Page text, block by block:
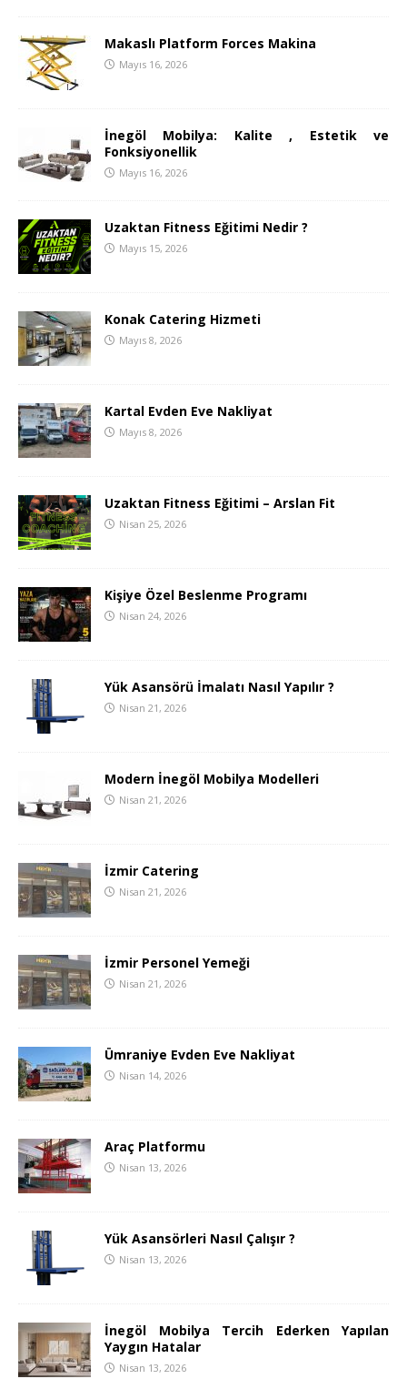
Makaslı Platform Forces Makina
Mayıs 16, 2026
İnegöl Mobilya: Kalite , Estetik ve
Fonksiyonellik
Mayıs 16, 2026
Uzaktan Fitness Eğitimi Nedir ?
Mayıs 15, 2026
Konak Catering Hizmeti
Mayıs 8, 2026
Kartal Evden Eve Nakliyat
Mayıs 8, 2026
Uzaktan Fitness Eğitimi – Arslan Fit
Nisan 25, 2026
Kişiye Özel Beslenme Programı
Nisan 24, 2026
Yük Asansörü İmalatı Nasıl Yapılır ?
Nisan 21, 2026
Modern İnegöl Mobilya Modelleri
Nisan 21, 2026
İzmir Catering
Nisan 21, 2026
İzmir Personel Yemeği
Nisan 21, 2026
Ümraniye Evden Eve Nakliyat
Nisan 14, 2026
Araç Platformu
Nisan 13, 2026
Yük Asansörleri Nasıl Çalışır ?
Nisan 13, 2026
İnegöl Mobilya Tercih Ederken Yapılan
Yaygın Hatalar
Nisan 13, 2026